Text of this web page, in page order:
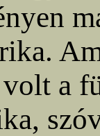
volt a